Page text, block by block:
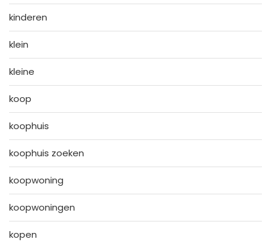
kinderen
klein
kleine
koop
koophuis
koophuis zoeken
koopwoning
koopwoningen
kopen